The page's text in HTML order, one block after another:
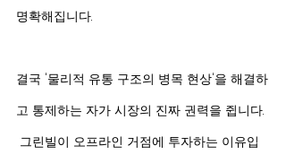
명확해집니다.
결국 '물리적 유통 구조의 병목 현상'을 해결하
고 통제하는 자가 시장의 진짜 권력을 쥡니다.
그린빌이 오프라인 거점에 투자하는 이유입